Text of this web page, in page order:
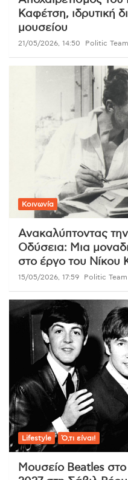
Καφέτση, ιδρυτική
μουσείου
21/05/2026, 14:50 Politic Team
Κοινωνία
Ανακαλύπτοντας
Οδύσεια: Μια
στο έργο του Νίκου
15/05/2026, 17:59 Politic Team
Lifestyle Ό,τι είναι!
Μουσείο Beatles στο